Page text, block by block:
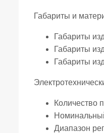
Габариты и
Габариты
Габариты
Габариты
Количество
Диапазон